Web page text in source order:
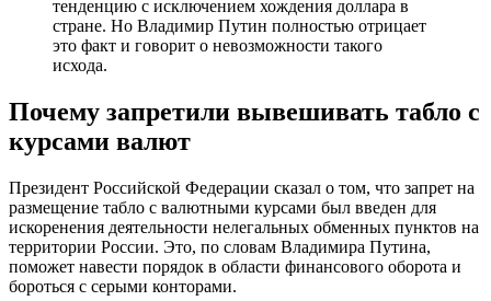
тенденцию с исключением хождения доллара в
стране. Но Владимир Путин полностью отрицает
это факт и говорит о невозможности такого
исхода.
Почему запретили вывешивать табло с
курсами валют
Президент Российской Федерации сказал о том, что запрет на
размещение табло с валютными курсами был введен для
искоренения деятельности нелегальных обменных пунктов на
территории России. Это, по словам Владимира Путина,
поможет навести порядок в области финансового оборота и
бороться с серыми конторами.